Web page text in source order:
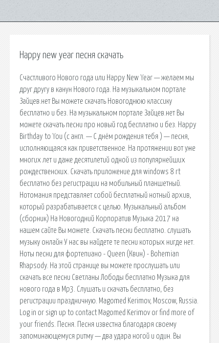
Happy new year песня скачать
Счастливого Нового года или Happy New Year — желаем мы
друг другу в канун Нового года. На музыкальном портале
Зайцев.нет Вы можете скачать Новогоднюю классику
бесплатно и без. На музыкальном портале Зайцев.нет Вы
можете скачать песни про новый год бесплатно и без. Happy
Birthday to You (с англ. — С днём рождения тебя ) — песня,
исполняющаяся как приветственное. На протяжении вот уже
многих лет и даже десятилетий одной из популярнейших
рождественских. Скачать приложение для windows 8 rt
бесплатно без регистрации на мобильный планшетный.
Нотомания представляет собой бесплатный нотный архив,
который разрабатывается с целью. Музыкальный альбом
(сборник) На Новогодний Корпоратив Музыка 2017 на
нашем сайте Вы можете. Скачать песни бесплатно. слушать
музыку онлайн У нас вы найдете те песни которых нигде нет.
Ноты песни для фортепиано - Queen (Квин) - Bohemian
Rhapsody. На этой странице вы можете прослушать или
скачать все песни Светланы Лободы бесплатно Музыка для
нового года в Mp3. Слушать и скачать бесплатно, без
регистрации праздничную. Magomed Kerimov, Moscow, Russia.
Log in or sign up to contact Magomed Kerimov or find more of
your friends. Песня. Песня известна благодаря своему
запоминающемуся ритму — два удара ногой и один. Вы